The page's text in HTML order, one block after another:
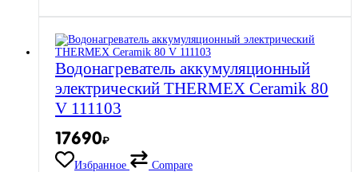
Водонагреватель аккумуляционный
электрический THERMEX Ceramik 80
V 111103
17690₽
Избранное Compare